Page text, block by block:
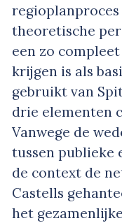
theoretische
een zo
krijgen is als
gebruikt van
drie elementen
Vanwege de
tussen publieke
de context de
Castells
het